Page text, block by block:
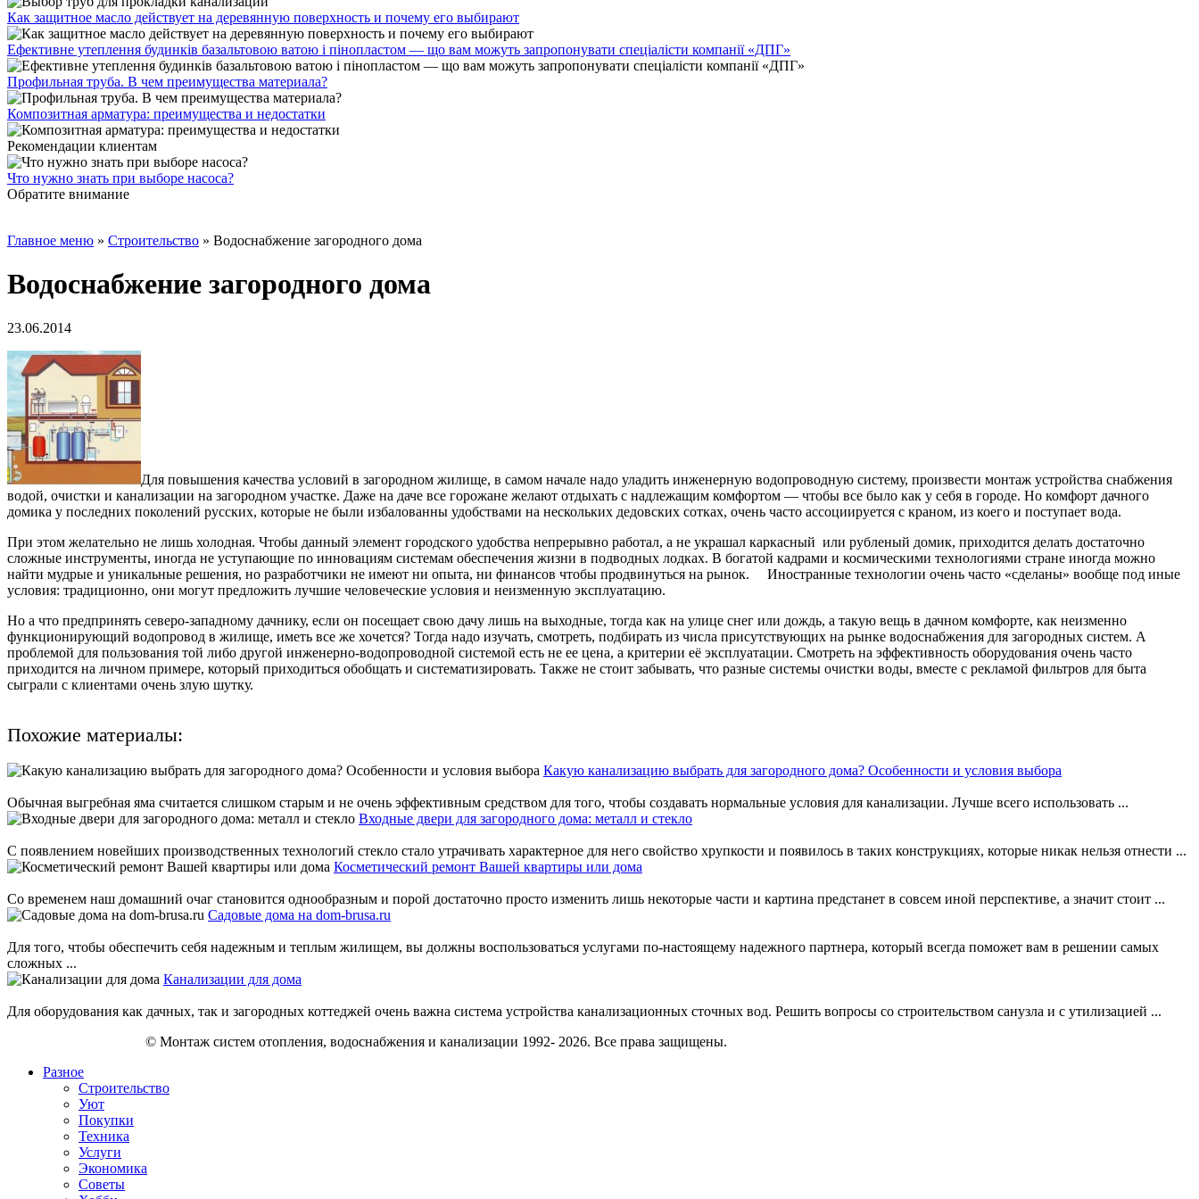
Как защитное масло действует на деревянную поверхность и почему его выбирают
Ефективне утеплення будинків базальтовою ватою і пінопластом — що вам можуть запропонувати спеціалісти компанії «ДПГ»
Профильная труба. В чем преимущества материала?
Композитная арматура: преимущества и недостатки
Рекомендации клиентам
Что нужно знать при выборе насоса?
Обратите внимание
Главное меню » Строительство » Водоснабжение загородного дома
Водоснабжение загородного дома
23.06.2014
Для повышения качества условий в загородном жилище, в самом начале надо уладить инженерную водопроводную систему, произвести монтаж устройства снабжения
водой, очистки и канализации на загородном участке. Даже на даче все горожане желают отдыхать с надлежащим комфортом — чтобы все было как у себя в городе. Но комфорт дачного
домика у последних поколений русских, которые не были избалованны удобствами на нескольких дедовских сотках, очень часто ассоциируется с краном, из коего и поступает вода.
При этом желательно не лишь холодная. Чтобы данный элемент городского удобства непрерывно работал, а не украшал каркасный или рубленый домик, приходится делать достаточно
сложные инструменты, иногда не уступающие по инновациям системам обеспечения жизни в подводных лодках. В богатой кадрами и космическими технологиями стране иногда можно
найти мудрые и уникальные решения, но разработчики не имеют ни опыта, ни финансов чтобы продвинуться на рынок. Иностранные технологии очень часто «сделаны» вообще под иные
условия: традиционно, они могут предложить лучшие человеческие условия и неизменную эксплуатацию.
Но а что предпринять северо-западному дачнику, если он посещает свою дачу лишь на выходные, тогда как на улице снег или дождь, а такую вещь в дачном комфорте, как неизменно
функционирующий водопровод в жилище, иметь все же хочется? Тогда надо изучать, смотреть, подбирать из числа присутствующих на рынке водоснабжения для загородных систем. А
проблемой для пользования той либо другой инженерно-водопроводной системой есть не ее цена, а критерии её эксплуатации. Смотреть на эффективность оборудования очень часто
приходится на личном примере, который приходиться обобщать и систематизировать. Также не стоит забывать, что разные системы очистки воды, вместе с рекламой фильтров для быта
сыграли с клиентами очень злую шутку.
Похожие материалы:
Какую канализацию выбрать для загородного дома? Особенности и условия выбора
Обычная выгребная яма считается слишком старым и не очень эффективным средством для того, чтобы создавать нормальные условия для канализации. Лучше всего использовать ...
Входные двери для загородного дома: металл и стекло
С появлением новейших производственных технологий стекло стало утрачивать характерное для него свойство хрупкости и появилось в таких конструкциях, которые никак нельзя отнести ...
Косметический ремонт Вашей квартиры или дома
Со временем наш домашний очаг становится однообразным и порой достаточно просто изменить лишь некоторые части и картина предстанет в совсем иной перспективе, а значит стоит ...
Садовые дома на dom-brusa.ru
Для того, чтобы обеспечить себя надежным и теплым жилищем, вы должны воспользоваться услугами по-настоящему надежного партнера, который всегда поможет вам в решении самых
сложных ...
Канализации для дома
Для оборудования как дачных, так и загородных коттеджей очень важна система устройства канализационных сточных вод. Решить вопросы со строительством санузла и с утилизацией ...
© Монтаж систем отопления, водоснабжения и канализации 1992- 2026. Все права защищены.
Разное
Строительство
Уют
Покупки
Техника
Услуги
Экономика
Советы